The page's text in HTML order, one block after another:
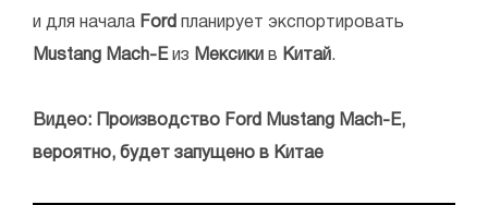
и для начала Ford планирует экспортировать
Mustang Mach-E из Мексики в Китай .
Видео: Производство Ford Mustang Mach-E,
вероятно, будет запущено в Китае